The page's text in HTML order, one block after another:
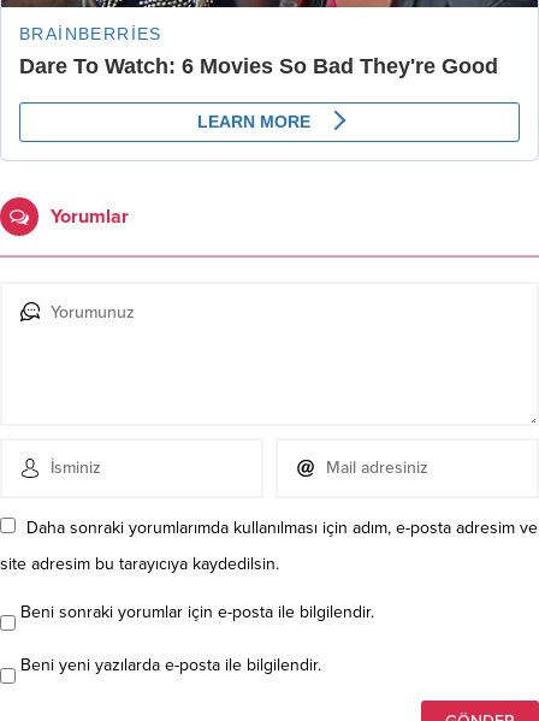
Yorumlar
Daha sonraki yorumlarımda kullanılması için adım, e-posta adresim ve
site adresim bu tarayıcıya kaydedilsin.
Beni sonraki yorumlar için e-posta ile bilgilendir.
Beni yeni yazılarda e-posta ile bilgilendir.